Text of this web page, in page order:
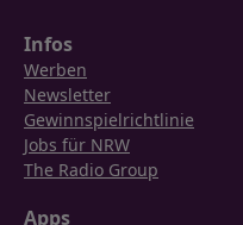
Infos
Werben
Newsletter
Gewinnspielrichtlinie
Jobs für NRW
The Radio Group
Apps